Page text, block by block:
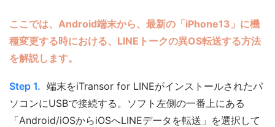
ここでは、Android端末から、最新の「iPhone13」に機
種変更する時における、LINEトークの異OS転送する方法
を解説します。
Step 1. 端末をiTransor for LINEがインストールされたパ
ソコンにUSBで接続する。ソフト左側の一番上にある
「Android/iOSからiOSへLINEデータを転送」を選択して